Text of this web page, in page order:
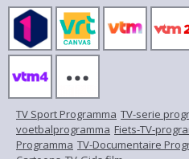
TV Sport Programma TV-serie
voetbalprogramma Fiets-TV-
Programma TV-Documentaire